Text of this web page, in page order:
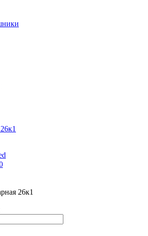
26к1